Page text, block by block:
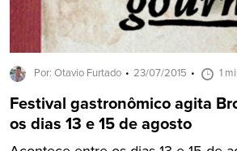
Por: Otavio Furtado 23/07/2015 1
Festival gastronômico agita
os dias 13 e 15 de agosto